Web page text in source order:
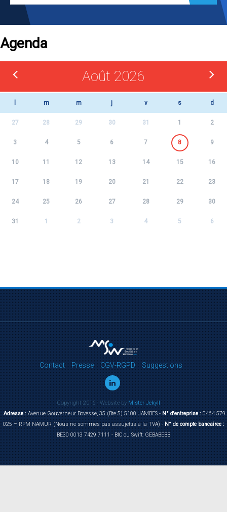
Agenda
Août 2026
m m j v s d
27 28 29 30 31 1 2
3 4 5 6 7 8 9
10 11 12 13 14 15 16
17 18 19 20 21 22 23
24 25 26 27 28 29 30
31 1 2 3 4 5 6
Contact Presse CGV-RGPD Suggestions
Copyright 2016 - Website byMister Jekyll
Adresse :Avenue Gouverneur Bovesse, 35 (Bte 5) 5100 JAMBES -N° d'entreprise :0464 579
025 – RPM NAMUR (Nous ne sommes pas assujettis à la TVA) -N° de compte bancairee :
BE30 0013 7429 7111 - BIC ou Swift: GEBABEBB